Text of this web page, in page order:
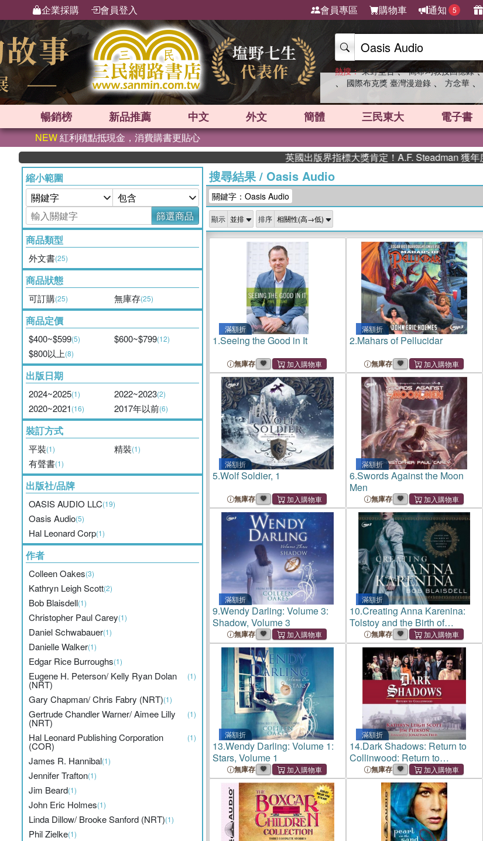
企業採購 會員登入 會員專區 購物車 通知 5
熱搜： 東野圭吾 、 高希均教授回憶錄
、 國際布克獎 臺灣漫遊錄 、 方念華 、
暢銷榜 新品推薦 中文 外文 簡體 三民東大 電子書
NEW紅利積點抵現金，消費購書更貼心
英國出版界指標大獎肯定！A.F. Steadman 獲年度作家
縮小範圍
篩選商品
商品類型
外文書(25)
商品狀態
可訂購(25) 無庫存(25)
商品定價
$400~$599(5) $600~$799(12)
$800以上(8)
出版日期
2024~2025(1) 2022~2023(2)
2020~2021(16) 2017年以前(6)
裝訂方式
平裝(1) 精裝(1)
有聲書(1)
出版社/品牌
OASIS AUDIO LLC(19)
Oasis Audio(5)
Hal Leonard Corp(1)
作者
Colleen Oakes(3)
Kathryn Leigh Scott(2)
Bob Blaisdell(1)
Christopher Paul Carey(1)
Daniel Schwabauer(1)
Danielle Walker(1)
Edgar Rice Burroughs(1)
Eugene H. Peterson/ Kelly Ryan Dolan
(NRT)
(1)
Gary Chapman/ Chris Fabry (NRT)(1)
Gertrude Chandler Warner/ Aimee Lilly
(NRT)
(1)
Hal Leonard Publishing Corporation
(COR)
(1)
James R. Hannibal(1)
Jennifer Trafton(1)
Jim Beard(1)
John Eric Holmes(1)
Linda Dillow/ Brooke Sanford (NRT)(1)
Phil Zielke(1)
搜尋結果/ Oasis Audio
關鍵字：Oasis Audio
顯示 排序
滿額折
1.Seeing the Good in It
無庫存
滿額折
2.Mahars of Pellucidar
無庫存
滿額折
5.Wolf Soldier, 1
無庫存
滿額折
6.Swords Against the Moon
Men
無庫存
滿額折
9.Wendy Darling: Volume 3:
Shadow, Volume 3
無庫存
滿額折
10.Creating Anna Karenina:
Tolstoy and the Birth of
Literature's Most Enigmatic
Heroine
無庫存
滿額折
13.Wendy Darling: Volume 1:
Stars, Volume 1
無庫存
滿額折
14.Dark Shadows: Return to
Collinwood: Return to
Collinwood - 50th Anniversary
Anthology
無庫存